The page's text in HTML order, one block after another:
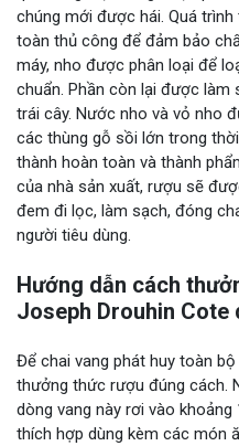
chúng mới được hái. Quá
toàn thủ công để đảm bảo
máy, nho được phân loại để
chuẩn. Phần còn lại được
trái cây. Nước nho và vỏ nho
các thùng gỗ sồi lớn trong
thành hoàn toàn và thành
của nhà sản xuất, rượu sẽ
đem đi lọc, làm sạch, đóng
người tiêu dùng.
Hướng dẫn cách
Joseph Drouhin Cote
Để chai vang phát huy toàn
thưởng thức rượu đúng cách.
dòng vang này rơi vào
thích hợp dùng kèm các món